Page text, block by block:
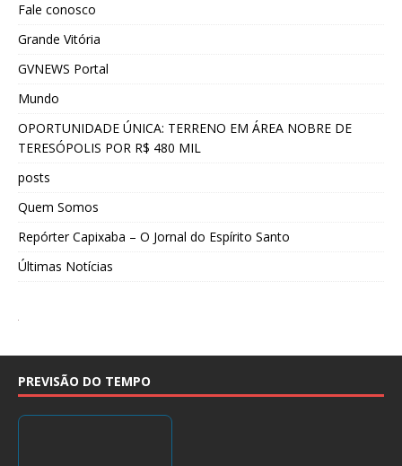
Fale conosco
Grande Vitória
GVNEWS Portal
Mundo
OPORTUNIDADE ÚNICA: TERRENO EM ÁREA NOBRE DE
TERESÓPOLIS POR R$ 480 MIL
posts
Quem Somos
Repórter Capixaba – O Jornal do Espírito Santo
Últimas Notícias
PREVISÃO DO TEMPO